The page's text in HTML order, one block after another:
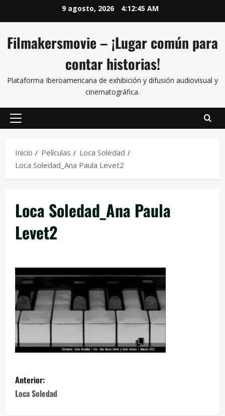
9 agosto, 2026 4:12:46 AM
Filmakersmovie – ¡Lugar común para
contar historias!
Plataforma Iberoamericana de exhibición y difusión audiovisual y
cinematográfica.
Inicio Películas
Loca Soledad
Loca Soledad_Ana Paula Levet2
Loca Soledad_Ana Paula
Levet2
Anterior:
Loca Soledad